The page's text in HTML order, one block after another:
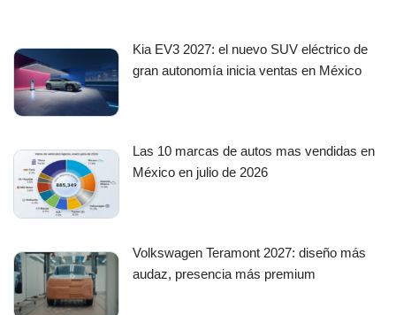
Kia EV3 2027: el nuevo SUV eléctrico de
gran autonomía inicia ventas en México
Las 10 marcas de autos mas vendidas en
México en julio de 2026
Volkswagen Teramont 2027: diseño más
audaz, presencia más premium